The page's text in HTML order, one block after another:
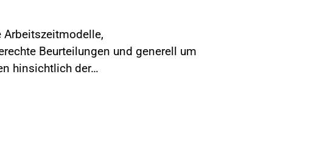
Arbeitszeitmodelle,
Beurteilungen und generell um
hinsichtlich der…